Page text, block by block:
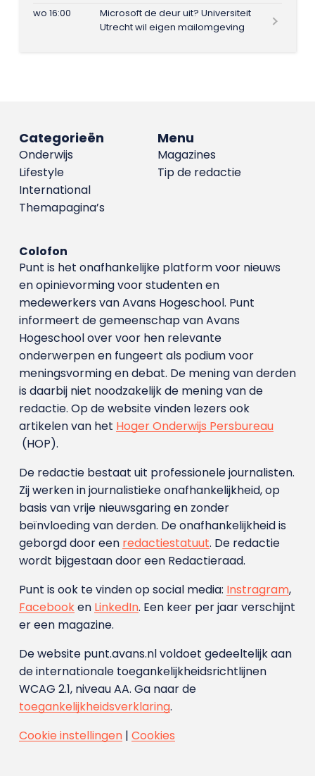
wo 16:00
Microsoft de deur uit? Universiteit
Utrecht wil eigen mailomgeving
Menu
Magazines
Tip de redactie
Categorieën
Onderwijs
Lifestyle
International
Themapagina’s
Colofon
Punt is het onafhankelijke platform voor nieuws
en opinievorming voor studenten en
medewerkers van Avans Hoge­school. Punt
informeert de gemeenschap van Avans
Hogeschool over voor hen relevante
onderwerpen en fungeert als podium voor
meningsvorming en debat. De mening van derden
is daarbij niet noodzakelijk de mening van de
redactie. Op de website vinden lezers ook
artikelen van het Hoger Onderwijs Persbureau
(HOP).
De redactie bestaat uit professionele journalisten.
Zij werken in journalistieke onafhankelijkheid, op
basis van vrije nieuwsgaring en zonder
beïnvloeding van derden. De onafhankelijkheid is
geborgd door een redactiestatuut. De redactie
wordt bijgestaan door een Redactieraad.
Punt is ook te vinden op social media: Instragram,
Facebooken LinkedIn. Een keer per jaar verschijnt
er een magazine.
De website punt.avans.nl voldoet gedeeltelijk aan
de internationale toegankelijkheidsrichtlijnen
WCAG 2.1, niveau AA. Ga naar de
toegankelijkheidsverklaring.
Cookie instellingen| Cookies